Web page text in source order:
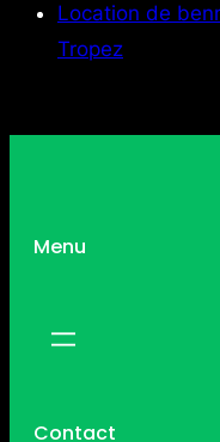
Location de
Tropez
Menu
Contact